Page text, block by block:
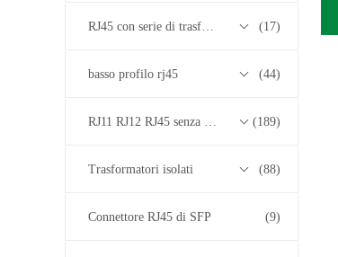
RJ45 con serie di trasformatori 2.5G/5G/10G Base-T (17)
basso profilo rj45 (44)
RJ11 RJ12 RJ45 senza serie di trasformatori (189)
Trasformatori isolati (88)
Connettore RJ45 di SFP (9)